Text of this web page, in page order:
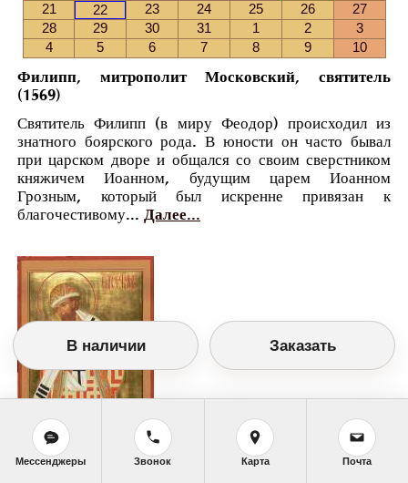
21
22 23 24 25 26
27
28
29 30 31 1 2
3
4
5 6 7 8 9 10
Филипп, митрополит Московский, святитель
(1569)
Святитель Филипп (в миру Феодор) происходил из
знатного боярского рода. В юности он часто бывал
при царском дворе и общался со своим сверстником
княжичем Иоанном, будущим царем Иоанном
Грозным, который был искренне привязан к
благочестивому... Далее...
В наличии Заказать
Мессенджеры Звонок Карта Почта